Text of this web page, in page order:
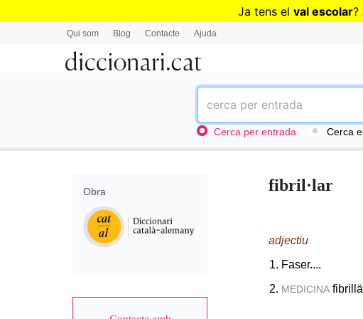
Ja tens el val escolar?
Qui som Blog Contacte Ajuda
Cerca per entrada Cerca
fibril·lar
adjectiu
Faser....
MEDICINA
Obra